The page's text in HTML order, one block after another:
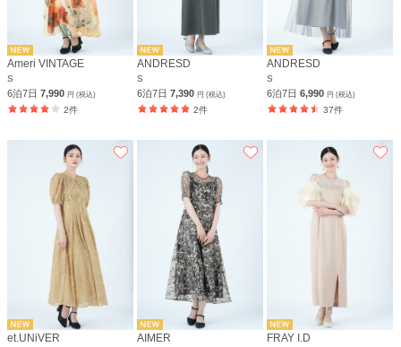
Ameri VINTAGE
S
6泊7日 7,990 円 (税込)
2件
ANDRESD
S
6泊7日7,390円 (税込)
2件
ANDRESD
S
6泊7日6,990円 (税込)
37件
et.UNiVER AIMER FRAY I.D